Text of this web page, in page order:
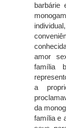
barbárie
amor
família
a
da
família e